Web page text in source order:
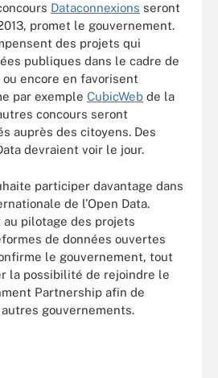
Dataconnexions seront
promet le gouvernement.
des projets qui
publiques dans le cadre de
encore en favorisent
par exemple CubicWeb de la
concours seront
auprès des citoyens. Des
devraient voir le jour.
participer davantage dans
de l’Open Data.
pilotage des projets
de données ouvertes
le gouvernement, tout
la possibilité de rejoindre le
Partnership afin de
gouvernements.